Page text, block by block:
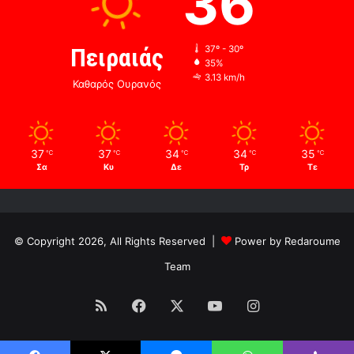
Πειραιάς
Καθαρός Ουρανός
37º - 30º
35%
3.13 km/h
37 ℃
Σα
37 ℃
Κυ
34 ℃
Δε
34 ℃
Τρ
35 ℃
Τε
© Copyright 2026, All Rights Reserved |
Power by Redaroume
Team
RSS Facebook YouTubeInstagram